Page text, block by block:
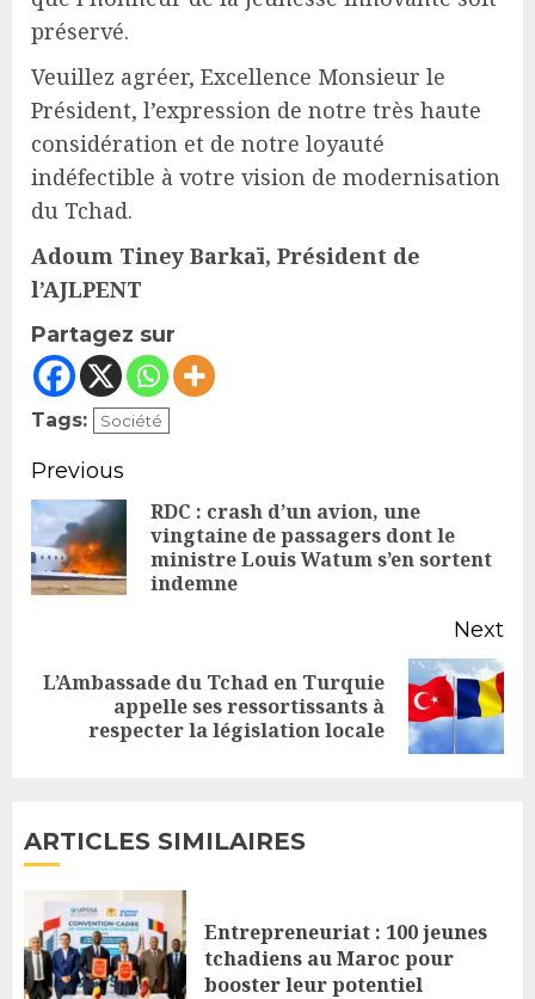
préservé.
Veuillez agréer, Excellence Monsieur le
Président, l’expression de notre très haute
considération et de notre loyauté
indéfectible à votre vision de modernisation
du Tchad.
Adoum Tiney Barkaï, Président de
l’AJLPENT
Partagez sur
Tags: Société
Continue
Reading
Previous
RDC : crash d’un avion, une
vingtaine de passagers dont le
ministre Louis Watum s’en sortent
indemne
Next
Next
L’Ambassade du Tchad en Turquie
appelle ses ressortissants à
respecter la législation locale
ARTICLES SIMILAIRES
Entrepreneuriat : 100 jeunes
tchadiens au Maroc pour
booster leur potentiel